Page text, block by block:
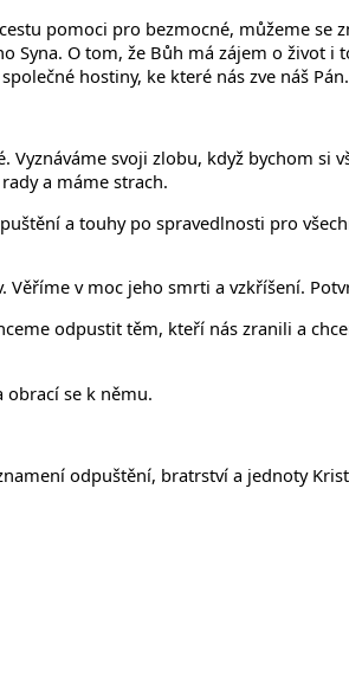
pomoci pro bezmocné, můžeme se
O tom, že Bůh má zájem o život i
hostiny, ke které nás zve náš
svoji zlobu, když bychom si
a máme strach.
a touhy po spravedlnosti pro
Věříme v moc jeho smrti a vzkříšení.
odpustit těm, kteří nás zranili a
obrací se k němu.
odpuštění, bratrství a jednoty